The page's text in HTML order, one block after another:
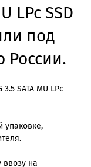
LPc SSD
под
России.
SATA MU LPc
упаковке,
ввозу на